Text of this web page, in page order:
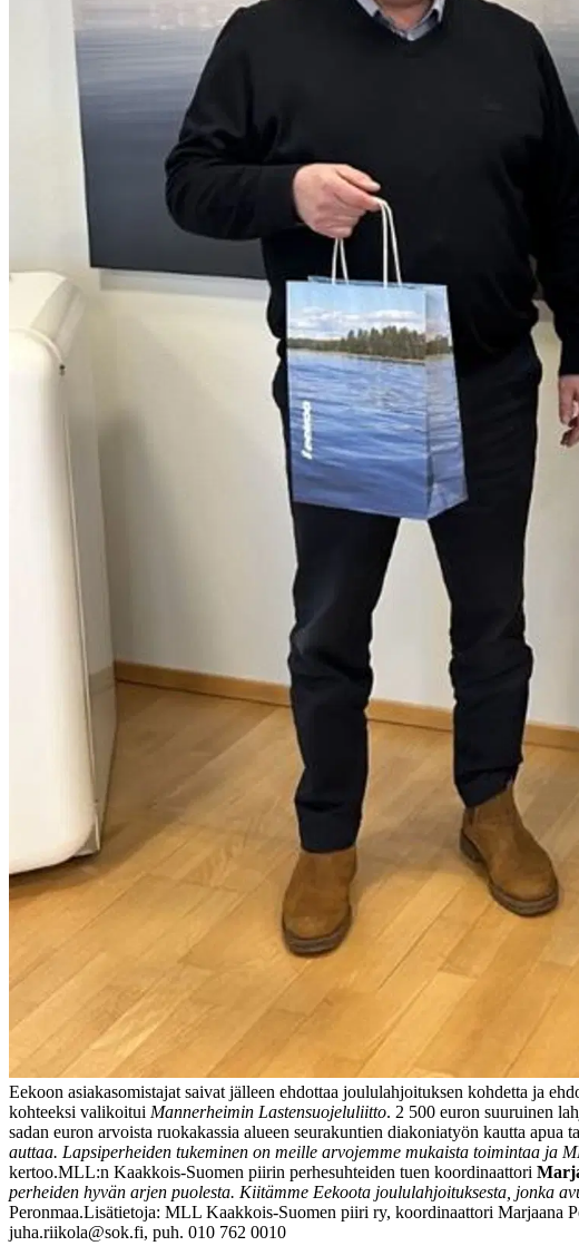
Eekoon asiakasomistajat saivat jälleen ehdottaa joululahjoituksen kohdetta ja
kohteeksi valikoitui Mannerheimin Lastensuojeluliitto. 2 500 euron suuruinen
sadan euron arvoista ruokakassia alueen seurakuntien diakoniatyön kautta apua
auttaa. Lapsiperheiden tukeminen on meille arvojemme mukaista toimintaa ja
kertoo.MLL:n Kaakkois-Suomen piirin perhesuhteiden tuen koordinaattori
perheiden hyvän arjen puolesta. Kiitämme Eekoota joululahjoituksesta, jonka
Peronmaa.Lisätietoja: MLL Kaakkois-Suomen piiri ry, koordinaattori Marjaana
juha.riikola@sok.fi, puh. 010 762 0010